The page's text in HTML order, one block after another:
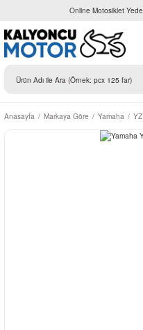
Online Motosiklet
Anasayfa Markaya Göre Yamaha